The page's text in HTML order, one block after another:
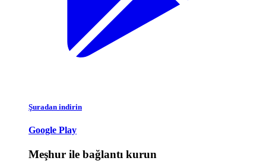
Şuradan indirin
Google Play
Meşhur ile bağlantı kurun